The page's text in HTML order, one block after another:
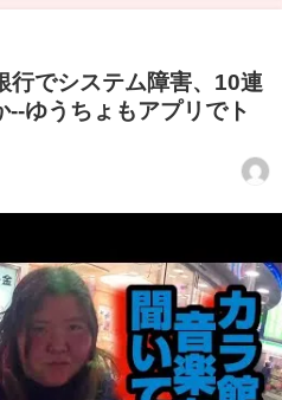
行でシステム障害、10連
ゆうちょもアプリでト